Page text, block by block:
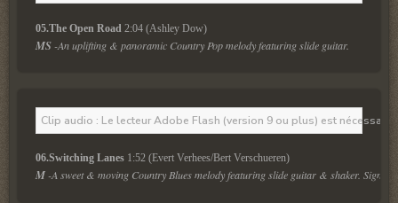
05.The Open Road 2:04 (Ashley Dow)
MS -An uplifting & panoramic Country Pop melody featuring slide guitar.
Clip audio : Le lecteur Adobe Flash (version 9 ou plus) est
06.Switching Lanes 1:52 (Evert Verhees/Bert Verschueren)
M -A sweet & moving Country Blues melody featuring slide guitar & shaker.